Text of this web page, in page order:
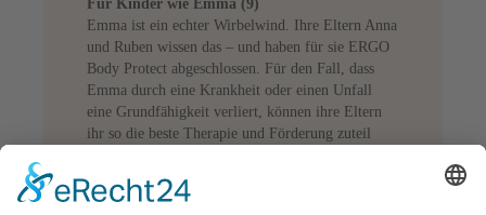
Für Kinder wie Emma (9)
Emma ist ein echter Wirbelwind. Ihre Eltern Anna
und Ruben wissen das – und haben für sie ERGO
Body Protect abgeschlossen. Für den Fall, dass
Emma durch eine Krankheit oder einen Unfall
eine Grundfähigkeit verliert, können ihre Eltern
ihr so die beste Therapie und Förderung zuteil
sich die Grundfähigkeitsversicherung optimal ans
Leben von Emma anpassen. Auch wenn sie eines